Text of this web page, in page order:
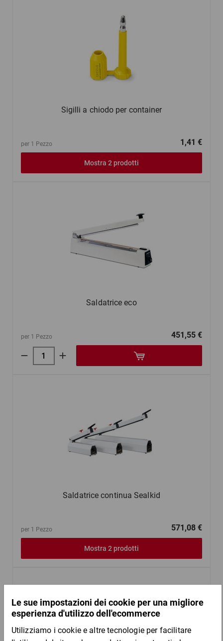
Sigilli a chiodo per container
per 1 Pezzo 1,41 €
Mostra 2 prodotti
Saldatrice eco
per 1 Pezzo 451,55 €
Saldatrice continua Sealkid
per 1 Pezzo 571,08 €
Mostra 2 prodotti